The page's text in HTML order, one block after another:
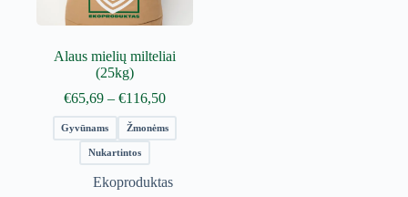
Alaus mielių milteliai
(25kg)
€65,69 – €116,50Price
range:
€65,69
Gyvūnams Žmonėms
Nukartintos
Ekoproduktas